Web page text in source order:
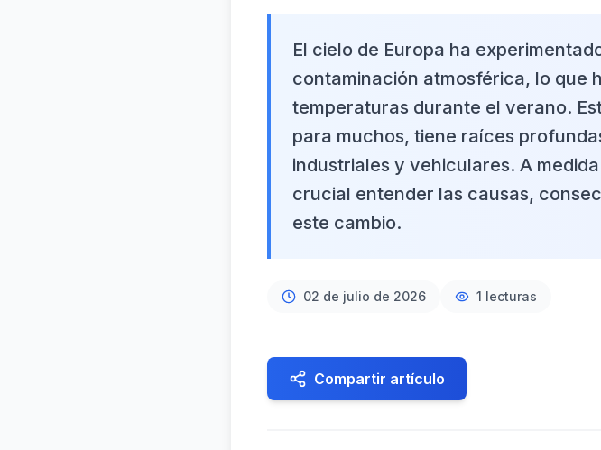
El cielo de Europa ha
contaminación atmosférica, lo que
temperaturas durante el verano.
para muchos, tiene raíces
industriales y vehiculares. A
crucial entender las causas,
este cambio.
02 de julio de 2026 1 lecturas
Compartir artículo